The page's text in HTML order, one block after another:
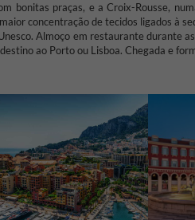
bonitas praças, e a Croix-Rousse,
concentração de tecidos ligados à
Almoço em restaurante durante
ao Porto ou Lisboa. Chegada e